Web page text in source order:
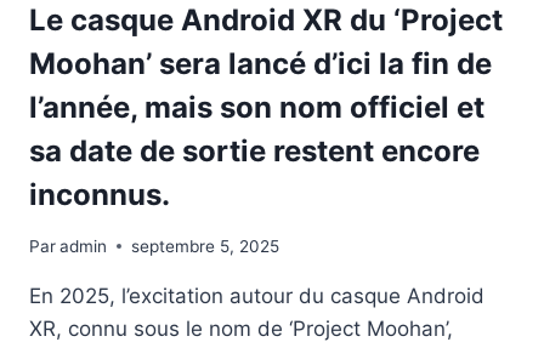
ACCÈS
ANTICIPÉ
SUR
AVEC
LA
SORTIE
DE
PREMIER
PAYANT
Le casque Android XR du ‘Project
Moohan’ sera lancé d’ici la fin de
l’année, mais son nom officiel et
sa date de sortie restent encore
inconnus.
Paradmin septembre 5, 2025
En 2025, l’excitation autour du casque Android
XR, connu sous le nom de ‘Project Moohan’,